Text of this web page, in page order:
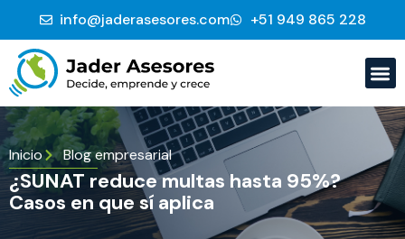
info@jaderasesores.com ‭+51 949 865 228‬
Inicio Blog empresarial
¿SUNAT reduce multas hasta 95%?
Casos en que sí aplica